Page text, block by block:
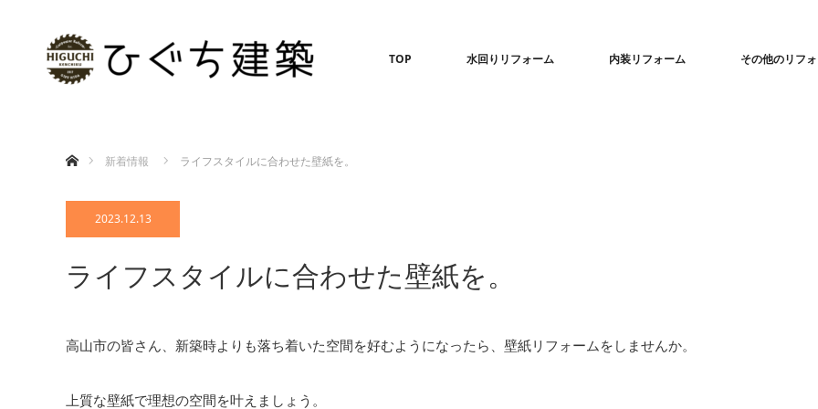
TOP 水回りリフォーム 内装リフォーム その他のリフ
新着情報
ライフスタイルに合わせた壁紙を。
2023.12.13
ライフスタイルに合わせた壁紙を。
高山市の皆さん、新築時よりも落ち着いた空間を好むようになったら、壁紙リフォームをしませんか。
上質な壁紙で理想の空間を叶えましょう。